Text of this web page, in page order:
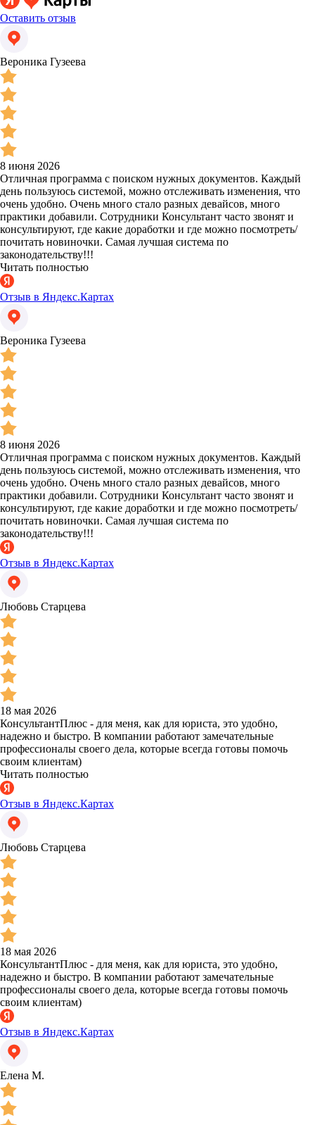
Оставить отзыв
Вероника Гузеева
8 июня 2026
Отличная программа с поиском нужных документов. Каждый
день пользуюсь системой, можно отслеживать изменения, что
очень удобно. Очень много стало разных девайсов, много
практики добавили. Сотрудники Консультант часто звонят и
консультируют, где какие доработки и где можно посмотреть/
почитать новиночки. Самая лучшая система по
законодательству!!!
Читать полностью
Отзыв в Яндекс.Картах
Вероника Гузеева
8 июня 2026
Отличная программа с поиском нужных документов. Каждый
день пользуюсь системой, можно отслеживать изменения, что
очень удобно. Очень много стало разных девайсов, много
практики добавили. Сотрудники Консультант часто звонят и
консультируют, где какие доработки и где можно посмотреть/
почитать новиночки. Самая лучшая система по
законодательству!!!
Отзыв в Яндекс.Картах
Любовь Старцева
18 мая 2026
КонсультантПлюс - для меня, как для юриста, это удобно,
надежно и быстро. В компании работают замечательные
профессионалы своего дела, которые всегда готовы помочь
своим клиентам)
Читать полностью
Отзыв в Яндекс.Картах
Любовь Старцева
18 мая 2026
КонсультантПлюс - для меня, как для юриста, это удобно,
надежно и быстро. В компании работают замечательные
профессионалы своего дела, которые всегда готовы помочь
своим клиентам)
Отзыв в Яндекс.Картах
Елена М.